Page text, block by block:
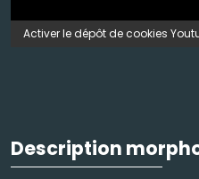
Activer le dépôt de cookies
Description